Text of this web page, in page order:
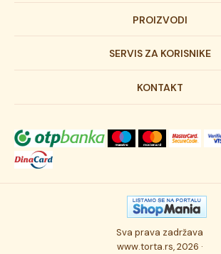
PROIZVODI
Dečije torte
Svadbene torte
Torta klasici
Osmisli tortu
Ukusi torti
SERVIS ZA KORISNIKE
Prijava na newsletter
Dostava robe
Autorska prava
Politika privatnosti
Najčešće postavljana pitanja
KONTAKT
Novosti
Posao
Kontakt
Sva prava zadržava
www.torta.rs, 2026 ·